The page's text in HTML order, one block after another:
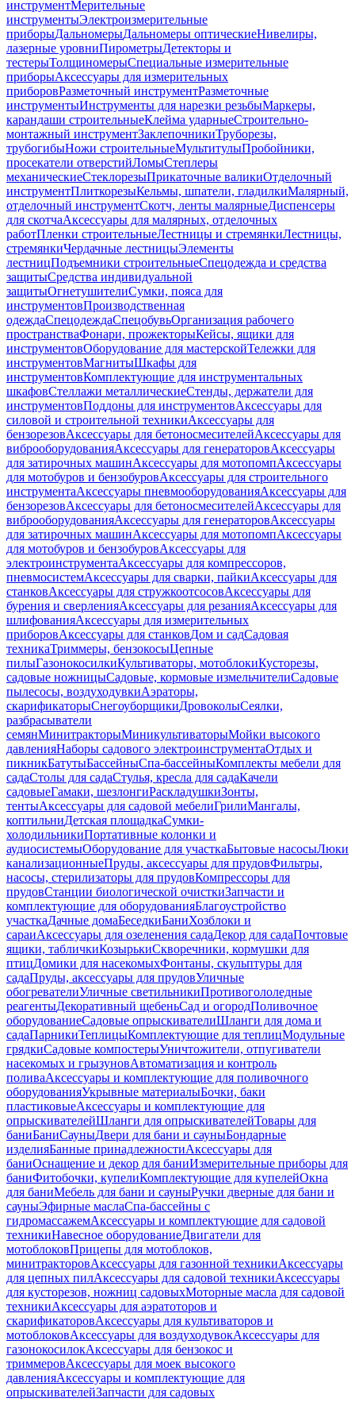
инструментМерительные
инструментыЭлектроизмерительные
приборыДальномерыДальномеры оптическиеНивелиры,
лазерные уровниПирометрыДетекторы и
тестерыТолщиномерыСпециальные измерительные
приборыАксессуары для измерительных
приборовРазметочный инструментРазметочные
инструментыИнструменты для нарезки резьбыМаркеры,
карандаши строительныеКлейма ударныеСтроительно-
монтажный инструментЗаклепочникиТруборезы,
трубогибыНожи строительныеМультитулыПробойники,
просекатели отверстийЛомыСтеплеры
механическиеСтеклорезыПрикаточные валикиОтделочный
инструментПлиткорезыКельмы, шпатели, гладилкиМалярный,
отделочный инструментСкотч, ленты малярныеДиспенсеры
для скотчаАксессуары для малярных, отделочных
работПленки строительныеЛестницы и стремянкиЛестницы,
стремянкиЧердачные лестницыЭлементы
лестницПодъемники строительныеСпецодежда и средства
защитыСредства индивидуальной
защитыОгнетушителиСумки, пояса для
инструментовПроизводственная
одеждаСпецодеждаСпецобувьОрганизация рабочего
пространстваФонари, прожекторыКейсы, ящики для
инструментовОборудование для мастерскойТележки для
инструментовМагнитыШкафы для
инструментовКомплектующие для инструментальных
шкафовСтеллажи металлическиеСтенды, держатели для
инструментовПоддоны для инструментовАксессуары для
силовой и строительной техникиАксессуары для
бензорезовАксессуары для бетоносмесителейАксессуары для
виброоборудованияАксессуары для генераторовАксессуары
для затирочных машинАксессуары для мотопомпАксессуары
для мотобуров и бензобуровАксессуары для строительного
инструментаАксессуары пневмооборудованияАксессуары для
бензорезовАксессуары для бетоносмесителейАксессуары для
виброоборудованияАксессуары для генераторовАксессуары
для затирочных машинАксессуары для мотопомпАксессуары
для мотобуров и бензобуровАксессуары для
электроинструментаАксессуары для компрессоров,
пневмосистемАксессуары для сварки, пайкиАксессуары для
станковАксессуары для стружкоотсосовАксессуары для
бурения и сверленияАксессуары для резанияАксессуары для
шлифованияАксессуары для измерительных
приборовАксессуары для станковДом и садСадовая
техникаТриммеры, бензокосыЦепные
пилыГазонокосилкиКультиваторы, мотоблокиКусторезы,
садовые ножницыСадовые, кормовые измельчителиСадовые
пылесосы, воздуходувкиАэраторы,
скарификаторыСнегоуборщикиДровоколыСеялки,
разбрасыватели
семянМинитракторыМиникультиваторыМойки высокого
давленияНаборы садового электроинструментаОтдых и
пикникБатутыБассейныСпа-бассейныКомплекты мебели для
садаСтолы для садаСтулья, кресла для садаКачели
садовыеГамаки, шезлонгиРаскладушкиЗонты,
тентыАксессуары для садовой мебелиГрилиМангалы,
коптильниДетская площадкаСумки-
холодильникиПортативные колонки и
аудиосистемыОборудование для участкаБытовые насосыЛюки
канализационныеПруды, аксессуары для прудовФильтры,
насосы, стерилизаторы для прудовКомпрессоры для
прудовСтанции биологической очисткиЗапчасти и
комплектующие для оборудованияБлагоустройство
участкаДачные домаБеседкиБаниХозблоки и
сараиАксессуары для озеленения садаДекор для садаПочтовые
ящики, табличкиКозырькиСкворечники, кормушки для
птицДомики для насекомыхФонтаны, скульптуры для
садаПруды, аксессуары для прудовУличные
обогревателиУличные светильникиПротивогололедные
реагентыДекоративный щебеньСад и огородПоливочное
оборудованиеСадовые опрыскивателиШланги для дома и
садаПарникиТеплицыКомплектующие для теплицМодульные
грядкиСадовые компостерыУничтожители, отпугиватели
насекомых и грызуновАвтоматизация и контроль
поливаАксессуары и комплектующие для поливочного
оборудованияУкрывные материалыБочки, баки
пластиковыеАксессуары и комплектующие для
опрыскивателейШланги для опрыскивателейТовары для
баниБаниСауныДвери для бани и сауныБондарные
изделияБанные принадлежностиАксессуары для
баниОснащение и декор для баниИзмерительные приборы для
баниФитобочки, купелиКомплектующие для купелейОкна
для баниМебель для бани и сауныРучки дверные для бани и
сауныЭфирные маслаСпа-бассейны с
гидромассажемАксессуары и комплектующие для садовой
техникиНавесное оборудованиеДвигатели для
мотоблоковПрицепы для мотоблоков,
минитракторовАксессуары для газонной техникиАксессуары
для цепных пилАксессуары для садовой техникиАксессуары
для кусторезов, ножниц садовыхМоторные масла для садовой
техникиАксессуары для аэратоторов и
скарификаторовАксессуары для культиваторов и
мотоблоковАксессуары для воздуходувокАксессуары для
газонокосилокАксессуары для бензокос и
триммеровАксессуары для моек высокого
давленияАксессуары и комплектующие для
опрыскивателейЗапчасти для садовых